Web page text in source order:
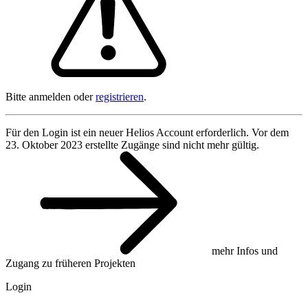
Bitte anmelden oderregistrieren.
Für den Login ist ein neuer Helios Account erforderlich. Vor dem
23. Oktober 2023 erstellte Zugänge sind nicht mehr gültig.
mehr Infos und
Zugang zu früheren Projekten
Login